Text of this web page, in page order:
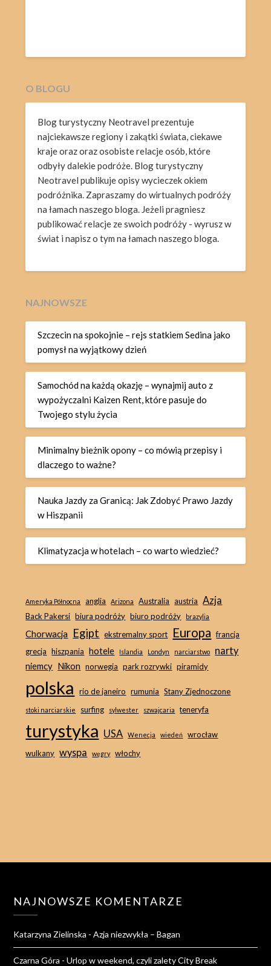
O BLOGU
Blog turystyczny Neotravel prezentuje
najciekawsze regiony i zakątki świata, ciekawe
kraje oraz oraz osobiste relacje osób, które
odbyły dalekie podróże. Blog turystyczny
Neotravel publikuje opisy wycieczek okiem
podróżnika. Zapraszamy do wirtualnych podróży
na łamach naszego bloga. Jeżeli pragniesz
publikować relacje ze swoich podróży - wyrusz w
świat i napisz o tym na łamach naszego bloga.
NAJNOWSZE
Szczecin na spokojnie – rejs statkiem Sedina jako
pomysł na wyjątkowy dzień
Samochód na każdą okazję – wynajmij auto z
wypożyczalni Kaizen Rent, które pasuje do
Twojego stylu życia
Minimalny bieżnik opony – co mówią przepisy i
dlaczego to ważne?
Nauka Jazdy za Granicą: Jak Zdobyć Prawo Jazdy
w Hiszpanii
Klimatyzacja w hotelach – co warto wiedzieć?
Ameryka Północna anglia Arizona Australia austria Azja
Back Pakersi biura podróży biuro podróży brazylia
Chorwacja Egipt ekstremalny sport Europa francja
grecja hiszpania hotele Islandia Londyn narciarstwo narty
niemcy Nikon norwegia park rozrywki piramidy
polska rio de janeiro rumunia Stany Zjednoczone
stoki narciarskie surfing sylwester szwajcaria teneryfa
turystyka USA Wenecja wiedeń
wrocław
wulkany wyspa węgry włochy
NAJNOWSZE KOMENTARZE
Katarzyna Zielinska -Azja niezwykła – Bagan
Czarna Góra -Urlop w weekend, czyli zalety City Break